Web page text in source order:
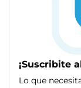
¡Suscribite
Lo que